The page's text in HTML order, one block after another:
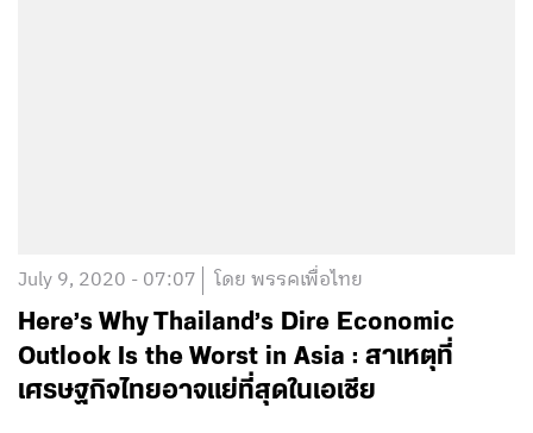
July 9, 2020 - 07:07 โดย พรรคเพื่อไทย
Here’s Why Thailand’s Dire Economic
Outlook Is the Worst in Asia : สาเหตุที่
เศรษฐกิจไทยอาจแย่ที่สุดในเอเชีย